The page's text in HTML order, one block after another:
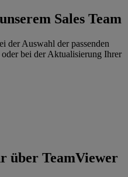
Sales Team
der Auswahl der passenden
bei der Aktualisierung Ihrer
über TeamViewer